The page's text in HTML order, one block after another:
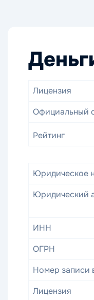
Лицензия
Официальный
Рейтинг
Юридическое
Юридический
ИНН
ОГРН
Номер записи
Лицензия